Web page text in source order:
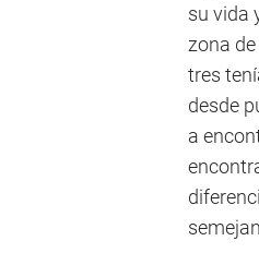
su vida
zona
tres
desde
a